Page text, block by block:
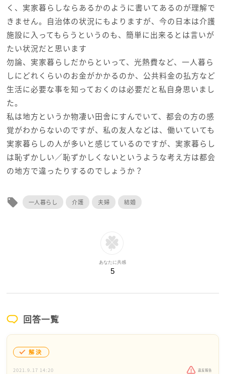
く、実家暮らしならあるかのように書いてあるのが理解で
きません。自治体の状況にもよりますが、今の日本は介護
施設に入ってもらうというのも、簡単に出来るとは言いが
たい状況だと思います
勿論、実家暮らしだからといって、光熱費など、一人暮ら
しにどれくらいのお金がかかるのか、公共料金の払方など
生活に必要な事を知っておくのは必要だと私自身思いまし
た。
私は地方というか物凄い田舎にすんでいて、都会の方の感
覚がわからないのですが、私の友人などは、働いていても
実家暮らしの人が多いと感じているのですが、実家暮らし
は恥ずかしい／恥ずかしくないというような考え方は都会
の地方で違ったりするのでしょうか？
local_offer 一人暮らし 介護 夫婦 結婚
あなたに共感
5
回答一覧
解決
2021.9.17 14:20 違反報告